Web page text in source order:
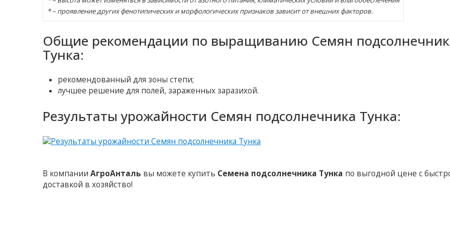
* – проявление других фенотипических и морфологических признаков зависит от внешних факторов.
Общие рекомендации по выращиванию Семян
Тунка:
рекомендованный для зоны степи;
лучшее решение для полей, зараженных заразихой.
Результаты урожайности Семян подсолнечника Тунка:
В компанииАгроАнталь вы можете купить Семена подсолнечника Тунка по выгодной цене с
доставкой в хозяйство!